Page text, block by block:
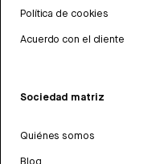
Política de cookies
Acuerdo con el cliente
Sociedad matriz
Quiénes somos